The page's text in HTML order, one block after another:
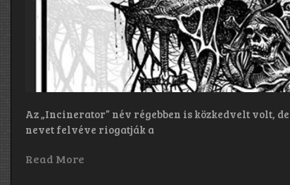
Az „Incinerator” név régebben is közkedvelt volt,
nevet felvéve riogatják a
Read More